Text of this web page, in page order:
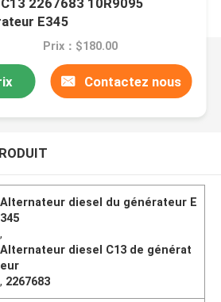
2267683 10R9095
E345
Prix：$180.00
Contactez nous
Alternateur diesel du générateur E
345
,
Alternateur diesel C13 de générat
eur
, 2267683